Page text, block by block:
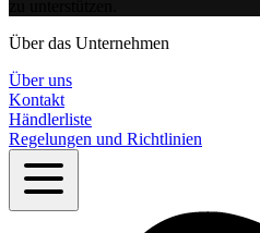
Über das Unternehmen
Über uns
Kontakt
Händlerliste
Regelungen und Richtlinien